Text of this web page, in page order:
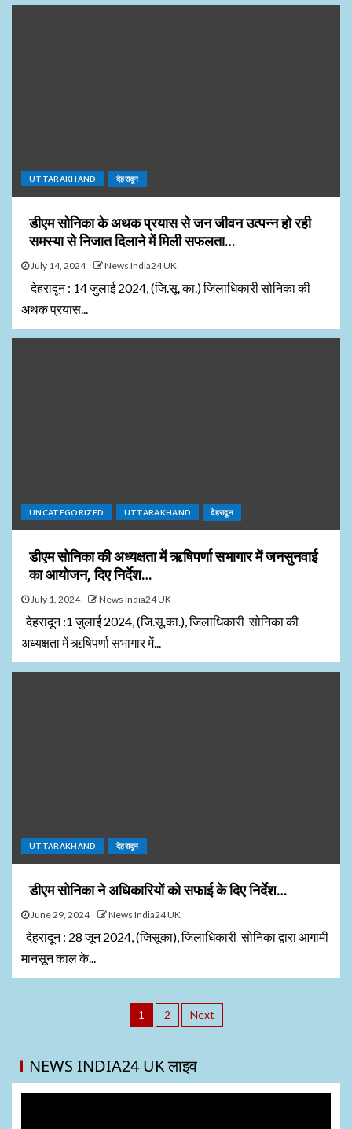
UTTARAKHAND देहरादून
डीएम सोनिका के अथक प्रयास से जन जीवन उत्पन्न हो रही
समस्या से निजात दिलाने में मिली सफलता…
July 14, 2024 News India24 UK
देहरादून : 14 जुलाई 2024, (जि.सू. का.) जिलाधिकारी सोनिका की
अथक प्रयास...
UNCATEGORIZED UTTARAKHAND देहरादून
डीएम सोनिका की अध्यक्षता में ऋषिपर्णा सभागार में जनसुनवाई
का आयोजन, दिए निर्देश…
July 1, 2024 News India24 UK
देहरादून :1 जुलाई 2024, (जि.सू.का.), जिलाधिकारी सोनिका की
अध्यक्षता में ऋषिपर्णा सभागार में...
UTTARAKHAND देहरादून
डीएम सोनिका ने अधिकारियों को सफाई के दिए निर्देश…
June 29, 2024 News India24 UK
देहरादून : 28 जून 2024, (जिसूका), जिलाधिकारी सोनिका द्वारा आगामी
मानसून काल के...
1 2 Next
NEWS INDIA24 UK लाइव